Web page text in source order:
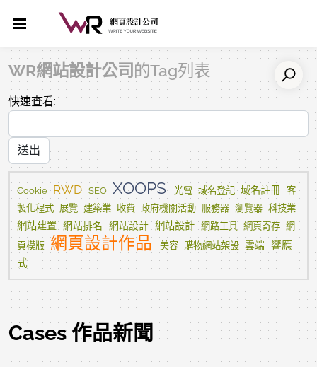
WR網站設計公司 的Tag列表
快速查看:
Cookie RWD SEO XOOPS 光電 域名登記 域名註冊 客
製化程式 展覽 建築業 收費 政府機關活動 服務器 瀏覽器 科技業
網站建置 網站排名 網站設計 網站設計 網路工具 網頁寄存 網
頁模版 網頁設計作品 美容 購物網站架設 雲端 響應
式
Cases 作品新聞